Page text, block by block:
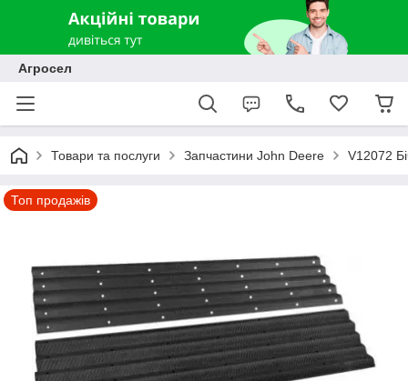
Агросел
Товари та послуги Запчастини John Deere V12072
Топ продажів